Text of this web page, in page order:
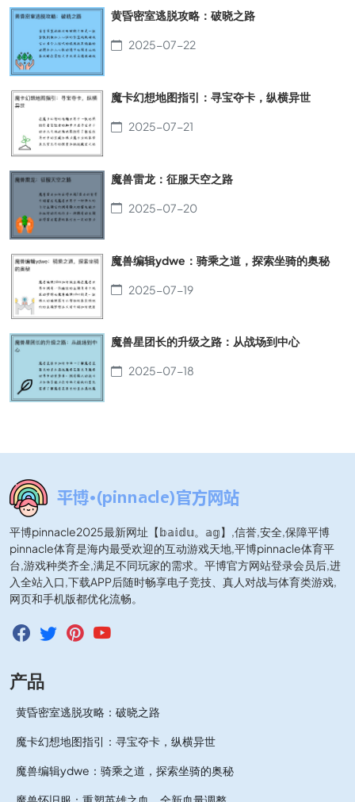
黄昏密室逃脱攻略：破晓之路
2025-07-22
魔卡幻想地图指引：寻宝夺卡，纵横异世
2025-07-21
魔兽雷龙：征服天空之路
2025-07-20
魔兽编辑ydwe：骑乘之道，探索坐骑的奥秘
2025-07-19
魔兽星团长的升级之路：从战场到中心
2025-07-18
平博pinnacle2025最新网址【𝕓𝕒𝕚𝕕𝕦。𝕒𝕘】,信誉,安全,保障平博
pinnacle体育是海内最受欢迎的互动游戏天地,平博pinnacle体育平
台,游戏种类齐全,满足不同玩家的需求。平博官方网站登录会员后,进
入全站入口,下载APP后随时畅享电子竞技、真人对战与体育类游戏,
网页和手机版都优化流畅。
产品
黄昏密室逃脱攻略：破晓之路
魔卡幻想地图指引：寻宝夺卡，纵横异世
魔兽编辑ydwe：骑乘之道，探索坐骑的奥秘